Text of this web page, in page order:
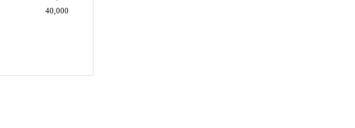
40,000